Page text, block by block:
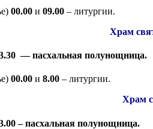
00.00 и 09.00 – литургии.
Храм
— пасхальная полунощница.
00.00 и 8.00 – литургии.
Храм
– пасхальная полунощница.